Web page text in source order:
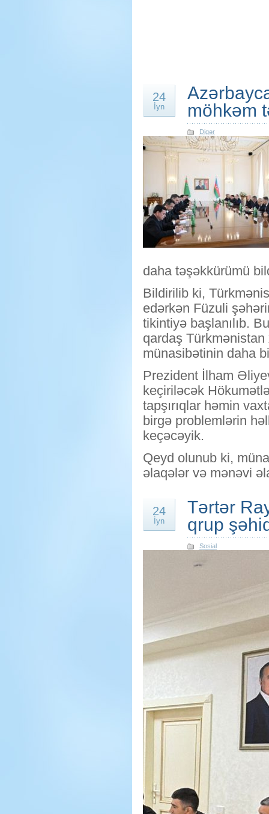
24
İyn
möhkəm
Digər
daha təşəkkürümü
Bildirilib ki,
edərkən Füzuli
tikintiyə başlanılıb.
qardaş Türkmənistan
münasibətinin daha
Prezident İlham
keçiriləcək
tapşırıqlar həmin
birgə problemlərin
keçəcəyik.
Qeyd olunub ki,
əlaqələr və mənəvi
24
İyn
Tərtər
qrup
Sosial